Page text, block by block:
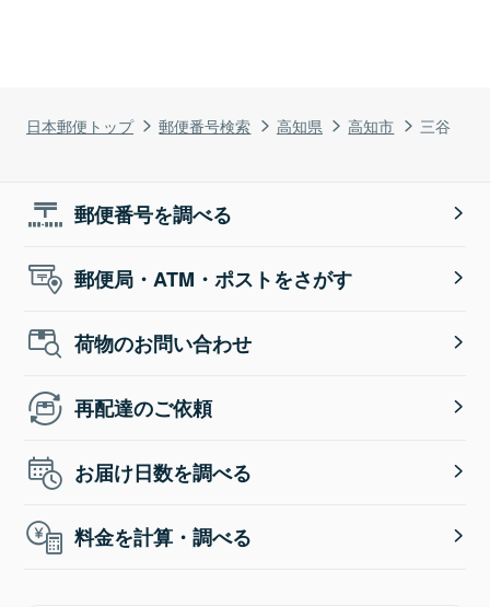
日本郵便トップ 郵便番号検索 高知県 高知市 三谷
郵便番号を調べる
郵便局・ATM・ポストをさがす
荷物のお問い合わせ
再配達のご依頼
お届け日数を調べる
料金を計算・調べる